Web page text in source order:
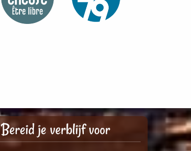
Bereid je verblijf voor